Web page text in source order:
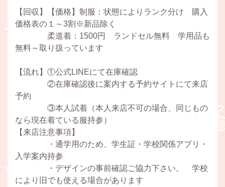
【回収】【価格】制服：状態によりランク分け 購入
価格表の１～3割※新品除く
柔道着：1500円 ランドセル無料 学用品も
無料～取り扱っています
【流れ】①公式LINEにて在庫確認
②在庫確認後に案内する予約サイトにて来店
予約
③本人試着（本人来店不可の場合、同じもの
なら現在着ている服持参）
【来店注意事項】
・通学用のため、学生証・学校関係アプリ・
入学案内持参
・デザインの事前確認ご協力下さい。 学校
により旧でも使える場合があります